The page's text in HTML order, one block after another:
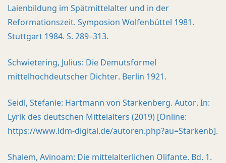
Laienbildung im Spätmittelalter und in der
Reformationszeit. Symposion Wolfenbüttel 1981.
Stuttgart 1984. S. 289–313.
Schwietering, Julius: Die Demutsformel
mittelhochdeutscher Dichter. Berlin 1921.
Seidl, Stefanie: Hartmann von Starkenberg. Autor. In:
Lyrik des deutschen Mittelalters (2019) [Online:
https://www.ldm-digital.de/autoren.php?au=Starkenb].
Shalem, Avinoam: Die mittelalterlichen Olifante. Bd. 1.